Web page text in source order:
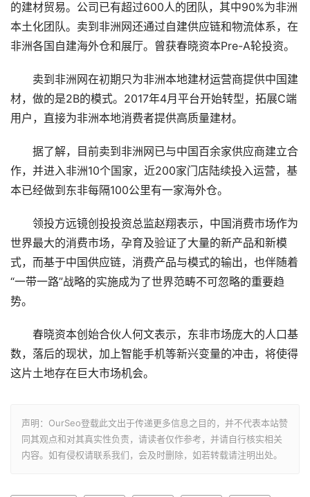
的建材贸易。公司已有超过600人的团队，其中90%为非洲
本土化团队。卖到非洲网还通过自建供应链和物流体系，在
非洲各国自建海外仓和展厅。曾获春晓资本Pre-A轮投资。
卖到非洲网在初期只为非洲本地建材运营商提供中国建
材，做的是2B的模式。2017年4月平台开始转型，拓展C端
用户，直接为非洲本地消费者提供高质量建材。
据了解，目前卖到非洲网已与中国百余家供应商建立合
作，并进入非洲10个国家，近200家门店陆续投入运营，基
本已经做到东非每隔100公里有一家海外仓。
领投方远镜创投投资总监赵翔表示，中国消费市场作为
世界最大的消费市场，孕育及验证了大量的新产品和新模
式，而基于中国供应链，消费产品与模式的输出，也伴随着
“一带一路”战略的实施成为了世界范畴不可忽略的重要趋
势。
春晓资本创始合伙人何文表示，东非市场庞大的人口基
数，落后的现状，加上智能手机等新兴变量的冲击，将使得
这片土地存在巨大市场机会。
声明：OurSeo登载此文出于传递更多信息之目的，并不代表本站赞
同其观点和对其真实性负责，请读者仅作参考，并请自行核实相关
内容。如有侵权请联系我们，会及时删除，如若转载请注明出处。